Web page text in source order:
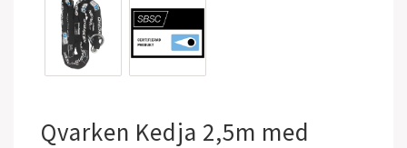
Qvarken Kedja 2,5m med